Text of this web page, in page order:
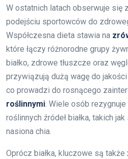
W ostatnich latach obserwuje się
podejściu sportowców do
Współczesna dieta stawia na
które łączy różnorodne grupy
białko, zdrowe tłuszcze oraz
przywiązują dużą wagę do
co prowadzi do rosnącego
roślinnymi. Wiele osób
roślinnych źródeł białka, takich
nasiona chia.
Oprócz białka, kluczowe są także